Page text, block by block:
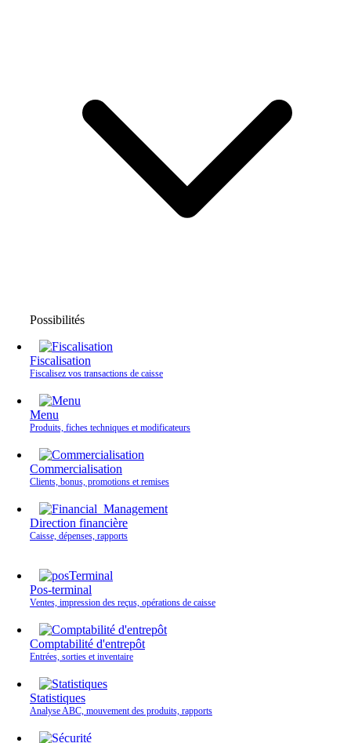
Possibilités
Fiscalisation
Fiscalisez vos transactions de caisse
Menu
Produits, fiches techniques et modificateurs
Commercialisation
Clients, bonus, promotions et remises
Direction financière
Caisse, dépenses, rapports
Pos-terminal
Ventes, impression des reçus, opérations de caisse
Comptabilité d'entrepôt
Entrées, sorties et inventaire
Statistiques
Analyse ABC, mouvement des produits, rapports